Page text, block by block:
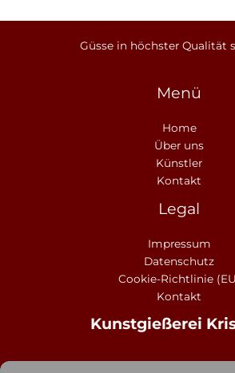
Güsse in höchster Qualität
Menü
Home
Über uns
Künstler
Kontakt
Legal
Impressum
Datenschutz
Cookie-Richtlinie
Kontakt
Kunstgießerei